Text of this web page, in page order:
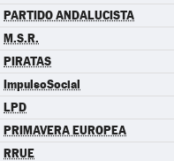
PARTIDO ANDALUCISTA
M.S.R.
PIRATAS
ImpulsoSocial
LPD
PRIMAVERA EUROPEA
RRUE